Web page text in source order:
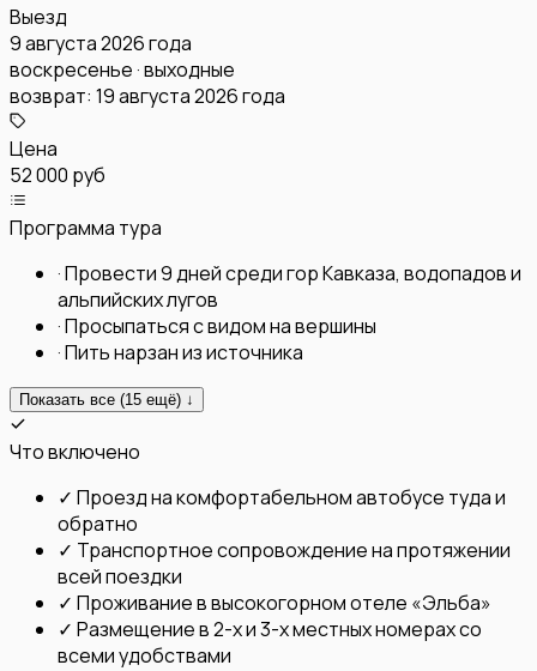
Выезд
9 августа 2026 года
воскресенье · выходные
возврат: 19 августа 2026 года
Цена
52 000 руб
Программа тура
·Провести 9 дней среди гор Кавказа, водопадов и
альпийских лугов
·Просыпаться с видом на вершины
·Пить нарзан из источника
Показать все (15 ещё) ↓
Что включено
✓ Проезд на комфортабельном автобусе туда и
обратно
✓ Транспортное сопровождение на протяжении
всей поездки
✓ Проживание в высокогорном отеле «Эльба»
✓ Размещение в 2-х и 3-х местных номерах со
всеми удобствами